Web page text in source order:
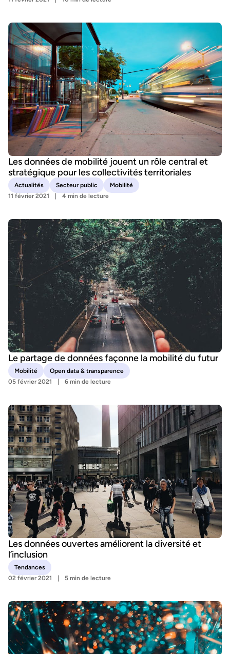
Les données de mobilité jouent un rôle central et
stratégique pour les collectivités territoriales
Actualités Secteur public
Mobilité
11 février 2021
4 min de lecture
Le partage de données façonne la mobilité du futur
Mobilité
Open data & transparence
05 février 2021
6 min de lecture
Les données ouvertes améliorent la diversité et
l’inclusion
Tendances
02 février 2021
5 min de lecture